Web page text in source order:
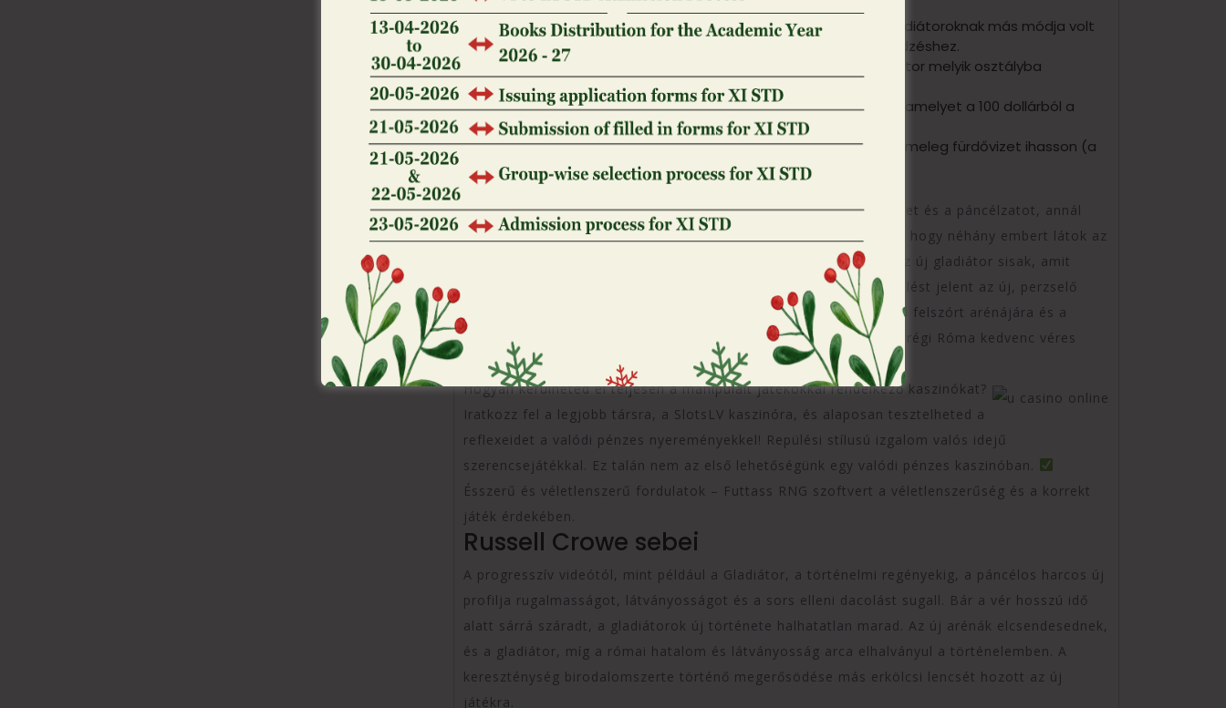
Az ókori szerző és talán az idősebb Plinius történész szerint a gladiátoroknak más módja volt
arra, hogy egy kemény küzdelem után visszatérjenek a normál edzéshez.
A lőfegyverek és a páncélok attól függtek, hogy egy kiváló gladiátor melyik osztályba
tartozott.
Az online játék a legnagyobb nyereményt, a 248 510 dollárt nyeri, amelyet a 100 dollárból a
legmagasabb választással és a 2488,1x-es szorzóval nyerhet.
Jó tinédzserként egy szolgát dobatott a fűtésrendszerbe, hogy meleg fürdővizet ihasson (a
Los Angeles-i jegyzőkönyv szerint).
Mindazonáltal minél többet elemezte a fickó a gladiátor tüzérséget és a páncélzatot, annál
inkább új, kisebb hatást keltettek. A barna rácsos rétegből látom, hogy néhány embert látok az
ágyékkötők otthonában, akik felmelegednek, hogy harcoljanak. Az új gladiátor sisak, amit
eddig csak viseltem, fullasztó. Az új szín kellemes megkönnyebbülést jelent az új, perzselő
mediterrán napsugarak elől, amelyek az új amfiteátrum homokkal felszórt arénájára és a
lelátókra szűrnek. A régészek megpróbálnak mindent megtudni a régi Róma kedvenc véres
sportágáról szóló legendákból.
Hogyan kerülheted el teljesen a manipulált játékokkal rendelkező kaszinókat?
Iratkozz fel a legjobb társra, a SlotsLV kaszinóra, és alaposan tesztelheted a
reflexeidet a valódi pénzes nyereményekkel! Repülési stílusú izgalom valós idejű
szerencsejátékkal. Ez talán nem az első lehetőségünk egy valódi pénzes kaszinóban.
Ésszerű és véletlenszerű fordulatok – Futtass RNG szoftvert a véletlenszerűség és a korrekt
játék érdekében.
Russell Crowe sebei
A progresszív videótól, mint például a Gladiátor, a történelmi regényekig, a páncélos harcos új
profilja rugalmasságot, látványosságot és a sors elleni dacolást sugall. Bár a vér hosszú idő
alatt sárrá száradt, a gladiátorok új története halhatatlan marad. Az új arénák elcsendesednek,
és a gladiátor, míg a római hatalom és látványosság arca elhalványul a történelemben. A
kereszténység birodalomszerte történő megerősödése más erkölcsi lencsét hozott az új
játékra.